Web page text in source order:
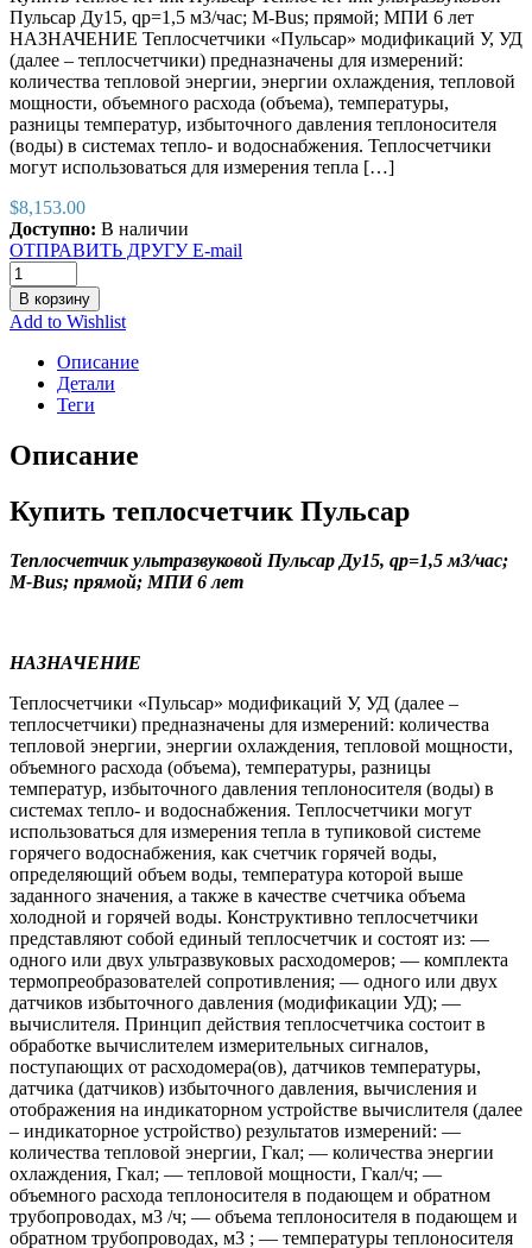
Пульсар Ду15, qp=1,5 м3/час; М-Bus; прямой; МПИ 6 лет
НАЗНАЧЕНИЕ Теплосчетчики «Пульсар» модификаций У, УД
(далее – теплосчетчики) предназначены для измерений:
количества тепловой энергии, энергии охлаждения, тепловой
мощности, объемного расхода (объема), температуры,
разницы температур, избыточного давления теплоносителя
(воды) в системах тепло- и водоснабжения. Теплосчетчики
могут использоваться для измерения тепла […]
$8,153.00
Доступно: В наличии
ОТПРАВИТЬ ДРУГУ E-mail
В корзину
Add to Wishlist
Описание
Детали
Теги
Описание
Купить теплосчетчик Пульсар
Теплосчетчик ультразвуковой Пульсар Ду15, qp=1,5 м3/час;
М-Bus; прямой; МПИ 6 лет
НАЗНАЧЕНИЕ
Теплосчетчики «Пульсар» модификаций У, УД (далее –
теплосчетчики) предназначены для измерений: количества
тепловой энергии, энергии охлаждения, тепловой мощности,
объемного расхода (объема), температуры, разницы
температур, избыточного давления теплоносителя (воды) в
системах тепло- и водоснабжения. Теплосчетчики могут
использоваться для измерения тепла в тупиковой системе
горячего водоснабжения, как счетчик горячей воды,
определяющий объем воды, температура которой выше
заданного значения, а также в качестве счетчика объема
холодной и горячей воды. Конструктивно теплосчетчики
представляют собой единый теплосчетчик и состоят из: —
одного или двух ультразвуковых расходомеров; — комплекта
термопреобразователей сопротивления; — одного или двух
датчиков избыточного давления (модификации УД); —
вычислителя. Принцип действия теплосчетчика состоит в
обработке вычислителем измерительных сигналов,
поступающих от расходомера(ов), датчиков температуры,
датчика (датчиков) избыточного давления, вычисления и
отображения на индикаторном устройстве вычислителя (далее
– индикаторное устройство) результатов измерений: —
количества тепловой энергии, Гкал; — количества энергии
охлаждения, Гкал; — тепловой мощности, Гкал/ч; —
объемного расхода теплоносителя в подающем и обратном
трубопроводах, м3 /ч; — объема теплоносителя в подающем и
обратном трубопроводах, м3 ; — температуры теплоносителя